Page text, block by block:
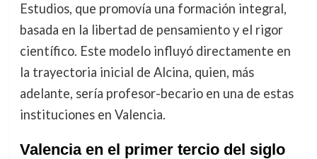
Estudios, que promovía una formación integral,
basada en la libertad de pensamiento y el rigor
científico. Este modelo influyó directamente en
la trayectoria inicial de Alcina, quien, más
adelante, sería profesor-becario en una de estas
instituciones en Valencia.
Valencia en el primer tercio del siglo